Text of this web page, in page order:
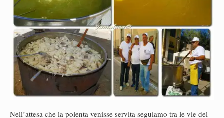
Nell’attesa che la polenta venisse servita seguiamo tra le vie del